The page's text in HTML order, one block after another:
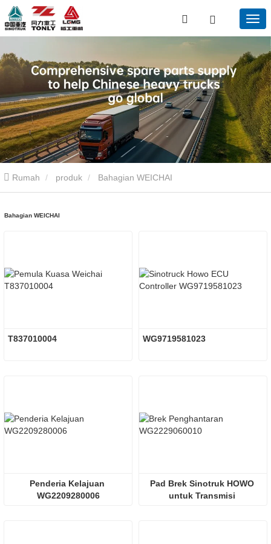
Rumah produk Bahagian WEICHAI
Bahagian WEICHAI
T837010004 WG9719581023
Penderia Kelajuan
WG2209280006
Pad Brek Sinotruk HOWO
untuk Transmisi